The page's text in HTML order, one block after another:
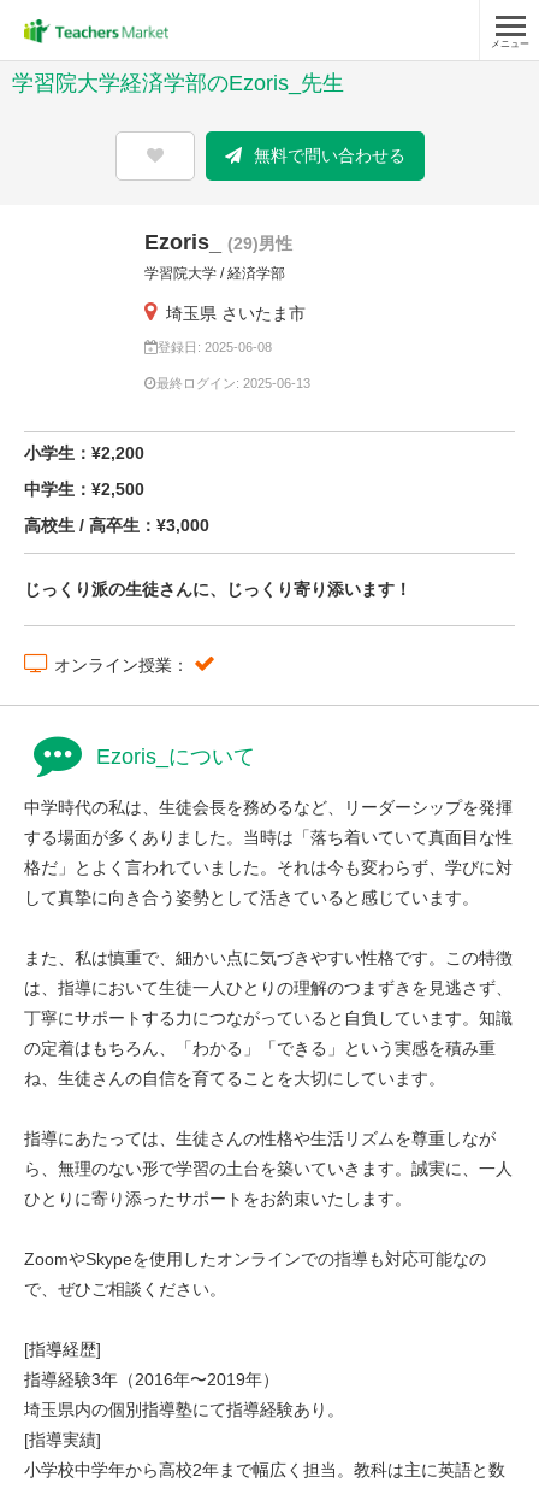
メニュー
学習院大学経済学部のEzoris_先生
無料で問い合わせる
Ezoris_ (29)男性
学習院大学 / 経済学部
埼玉県 さいたま市
登録日: 2025-06-08
最終ログイン: 2025-06-13
小学生：¥2,200
中学生：¥2,500
高校生 / 高卒生：¥3,000
じっくり派の生徒さんに、じっくり寄り添います！
オンライン授業：
Ezoris_について
中学時代の私は、生徒会長を務めるなど、リーダーシップを発揮
する場面が多くありました。当時は「落ち着いていて真面目な性
格だ」とよく言われていました。それは今も変わらず、学びに対
して真摯に向き合う姿勢として活きていると感じています。
また、私は慎重で、細かい点に気づきやすい性格です。この特徴
は、指導において生徒一人ひとりの理解のつまずきを見逃さず、
丁寧にサポートする力につながっていると自負しています。知識
の定着はもちろん、「わかる」「できる」という実感を積み重
ね、生徒さんの自信を育てることを大切にしています。
指導にあたっては、生徒さんの性格や生活リズムを尊重しなが
ら、無理のない形で学習の土台を築いていきます。誠実に、一人
ひとりに寄り添ったサポートをお約束いたします。
ZoomやSkypeを使用したオンラインでの指導も対応可能なの
で、ぜひご相談ください。
[指導経歴]
指導経験3年（2016年〜2019年）
埼玉県内の個別指導塾にて指導経験あり。
[指導実績]
小学校中学年から高校2年まで幅広く担当。教科は主に英語と数